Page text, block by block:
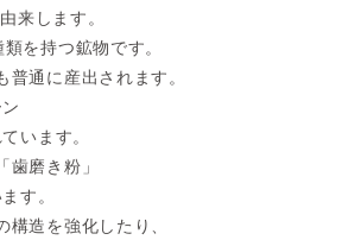
来します。
を持つ鉱物です。
通に産出されます。
います。
磨き粉」
す。
造を強化したり、